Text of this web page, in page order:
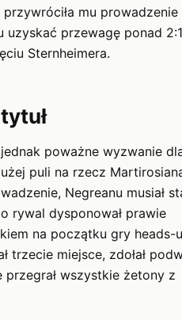
mu prowadzenie
uzyskać przewagę ponad
Sternheimera.
poważne wyzwanie
puli na rzecz
Negreanu musiał
rywal dysponował prawie
na początku gry heads-
trzecie miejsce, zdołał
wszystkie żetony z